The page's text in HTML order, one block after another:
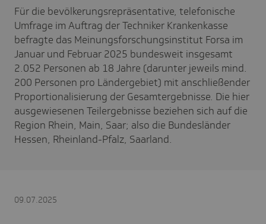
Für die bevölkerungsrepräsentative, telefonische
Umfrage im Auftrag der Techniker Krankenkasse
befragte das Meinungsforschungsinstitut Forsa im
Januar und Februar 2025 bundesweit insgesamt
2.052 Personen ab 18 Jahre (darunter jeweils mind.
200 Personen pro Ländergebiet) mit anschließender
Proportionalisierung der Gesamtergebnisse. Die hier
ausgewiesenen Teilergebnisse beziehen sich auf die
Region Rhein, Main, Saar; also die Bundesländer
Hessen, Rheinland-Pfalz, Saarland.
09.07.2025